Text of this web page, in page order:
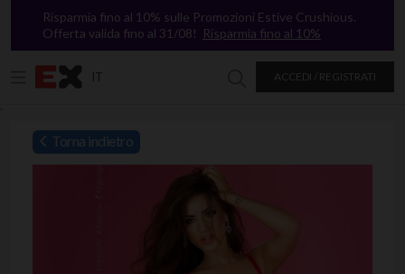
`
Risparmia fino al 10% sulle Promozioni Estive Crushious.
Offerta valida fino al 31/08! Risparmia fino al 10%
IT ACCEDI / REGISTRATI
Torna indietro